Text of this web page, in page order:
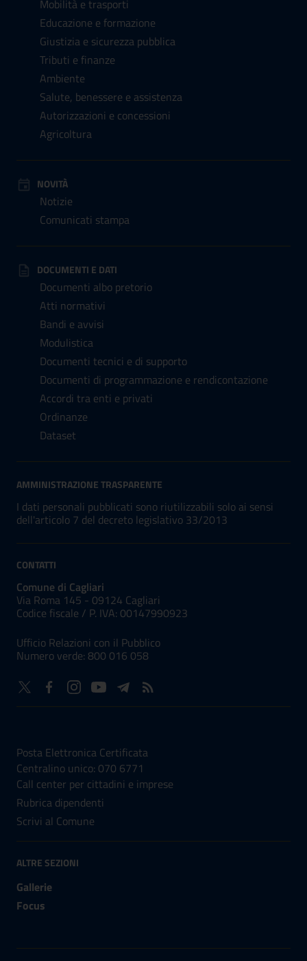
Mobilità e trasporti
Educazione e formazione
Giustizia e sicurezza pubblica
Tributi e finanze
Ambiente
Salute, benessere e assistenza
Autorizzazioni e concessioni
Agricoltura
NOVITÀ
Notizie
Comunicati stampa
DOCUMENTI E DATI
Documenti albo pretorio
Atti normativi
Bandi e avvisi
Modulistica
Documenti tecnici e di supporto
Documenti di programmazione e rendicontazione
Accordi tra enti e privati
Ordinanze
Dataset
AMMINISTRAZIONE TRASPARENTE
I dati personali pubblicati sono riutilizzabili solo ai sensi
dell'articolo 7 del decreto legislativo 33/2013
CONTATTI
Comune di Cagliari
Via Roma 145 - 09124 Cagliari
Codice fiscale / P. IVA: 00147990923
Ufficio Relazioni con il Pubblico
Numero verde: 800 016 058
Posta Elettronica Certificata
Centralino unico: 070 6771
Call center per cittadini e imprese
Rubrica dipendenti
Scrivi al Comune
ALTRE SEZIONI
Gallerie
Focus